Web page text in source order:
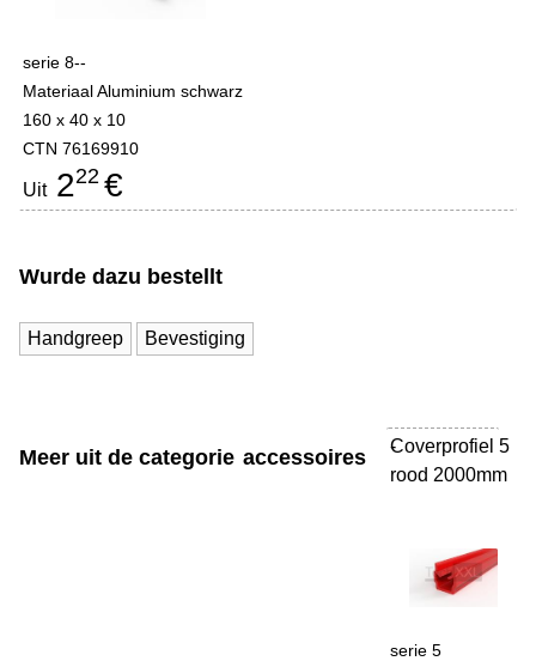
serie 8--
Materiaal Aluminium schwarz
160 x 40 x 10
CTN 76169910
Uit222 €
Wurde dazu bestellt
Handgreep Bevestiging
Meer uit de categorie accessoires
Coverprofiel 5
rood 2000mm
-
serie 5